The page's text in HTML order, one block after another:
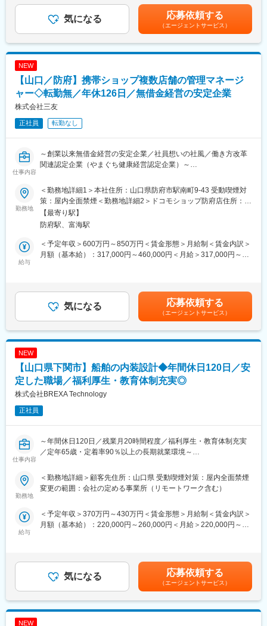
ステムの更新や新規導入のプロジェクトに参画・推進していただ
きます。
常駐するお客様先により、求められるスキルセットは異なり、シ
■働き方：
・年間休日120日、完全週休2日制（土日祝）
・女性が働きやすい職場
■教育体制魅力：
修プログラムを利用可能です。
◇自社内完結型のサービス提供：自社内で要件定義から運用まで
サポートしますので、一気通貫のサービス提供が可能です。
◇資格取得制度：資格合格時の報奨金や費用の一部負担をしてい
■同社について
で取り組んでおります。また、当社は、富士通株式会社との強固
なパートナーシップ締結のもと（富士通パートナー※1，
FCA※2）、50年以上の実績を有する歴史ある会社です。
※２「富士通系情報処理サービス業グループ」、会員数105社、山
変更の範囲：会社の定める業務
は固定手当を含めた表記です。
気になる 応募依頼する
（エージェントサービス）
NEW
【山口／防府】携帯ショップ複数店舗の管理マネージ
ャー◇転勤無／年休126日／無借金経営の安定企業
株式会社三友
正社員 転勤なし
仕事内容
～創業以来無借金経営の安定企業／社員想いの社風／働き方改革
関連認定企業（やまぐち健康経営認定企業）～
■仕事内容：
ドコモショップ3店舗の運営管理をお任せします。
■当社の特徴：
前身である旧三井物産が、GHQの指令により解体されるのを機
に、同志社員相寄り、建設資材の販売を通じて、国土復興への寄
与を目的に設立しました。その後、燃料（LPガス）、建築資材
と経験を積み、また健全経営に努めています。
資材販売で街づくりに貢献しています。
◇物資事業部：法人、個人のプロパンガスの供給等、暮らしを支
えています。
変更の範囲：無
勤務地
＜勤務地詳細1＞本社住所：山口県防府市駅南町9-43 受動喫煙対
策：屋内全面禁煙＜勤務地詳細2＞ドコモショップ防府店住所：山
口県防府市駅南町9-43 受動喫煙対策：屋内全面禁煙＜勤務地詳細
3＞ドコモショップイオン防府店住所：山口県防府市鐘紡町7-1 イ
の定める事業所
【最寄り駅】
防府駅、富海駅
給与
＜予定年収＞600万円～850万円＜賃金形態＞月給制＜賃金内訳＞
月額（基本給）：317,000円～460,000円＜月給＞317,000円～
額)は固定手当を含めた表記です。
気になる 応募依頼する
（エージェントサービス）
NEW
【山口県下関市】船舶の内装設計◆年間休日120日／安
定した職場／福利厚生・教育体制充実◎
株式会社BREXA Technology
正社員
仕事内容
～年間休日120日／残業月20時間程度／福利厚生・教育体制充実
／定年65歳・定着率90％以上の長期就業環境～
■仕事内容：
大手重工メーカー系列企業での客船や商船の設計業務をお任せ致
■業務内容：
◇船舶の内艤装に関する設計
ウトを設計していくので、他部署との調整も頻繁に行いながら製
品の図面を作成していただきます。
■当社だからこそ実現できるエンジニアとしての未来がある：
＜お取引社数3,900社＞
勤務地
＜勤務地詳細＞顧客先住所：山口県 受動喫煙対策：屋内全面禁煙
変更の範囲：会社の定める事業所（リモートワーク含む）
給与
＜予定年収＞370万円～430万円＜賃金形態＞月給制＜賃金内訳＞
月額（基本給）：220,000円～260,000円＜月給＞220,000円～
給：年1回（4月）賃金はあくまでも目安の金額であり、選考を通
じて上下する可能性があります。月給(月額)は固定手当を含めた表
記です。
気になる 応募依頼する
（エージェントサービス）
NEW